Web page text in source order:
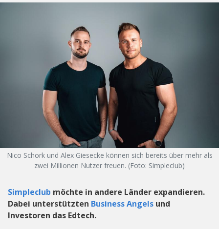
Nico Schork und Alex Giesecke können sich bereits über mehr als
zwei Millionen Nutzer freuen. (Foto: Simpleclub)
Simpleclub möchte in andere Länder expandieren.
Dabei unterstützten Business Angels und
Investoren das Edtech.